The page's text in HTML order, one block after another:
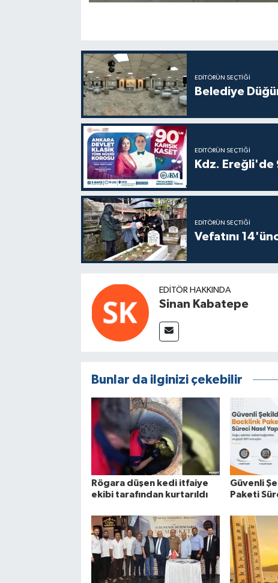
EDITÖRÜN SEÇTIĞI
Belediye
EDITÖRÜN SEÇTIĞI
Kdz.
EDITÖRÜN SEÇTIĞI
Vefatını
EDITÖR HAKKINDA
Sinan Kabatepe
Bunlar da ilginizi çekebilir
Rögara düşen kedi itfaiye
ekibi tarafından kurtarıldı
Güvenli
Paketi